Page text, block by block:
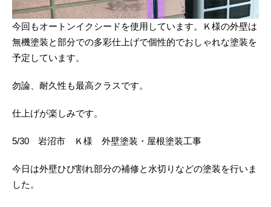
今回もオートンイクシードを使用しています。Ｋ様の外壁は
無機塗装と部分での多彩仕上げで個性的でおしゃれな塗装を
予定しています。
勿論、耐久性も最高クラスです。
仕上げが楽しみです。
5/30 岩沼市 Ｋ様 外壁塗装・屋根塗装工事
今日は外壁ひび割れ部分の補修と水切りなどの塗装を行いま
した。